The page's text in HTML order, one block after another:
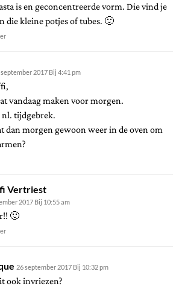
is en geconcentreerde vorm. Die vind je
die kleine potjes of tubes. 🙂
september 2017 Bij 4:41 pm
vandaag maken voor morgen.
nl. tijdgebrek.
dan morgen gewoon weer in de oven om
Vertriest
2017 Bij 10:55 am
🙂
26 september 2017 Bij 10:32 pm
ook invriezen?